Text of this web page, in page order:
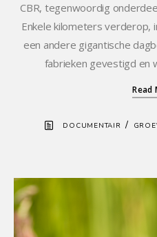
CBR, tegenwoordig
Enkele kilometers verderop,
een andere gigantische
fabrieken gevestigd en
Read
DOCUMENTAIR /